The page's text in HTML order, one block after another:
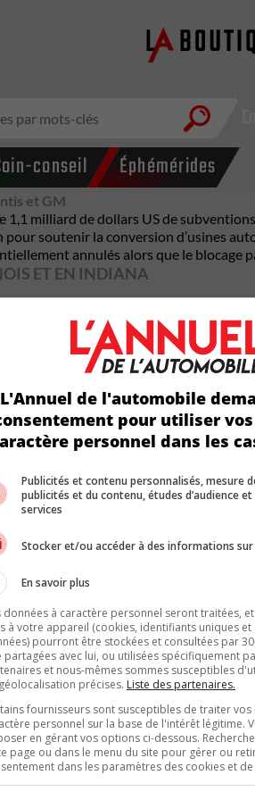
conseil Éphémérides
et GM
1,1 milliard de dollars US de
soutenir la conversion d’usines
annulés alors que le blocage
ET EN INDIANA
(Michigan) afin d’y assembler des
fermée depuis 2023, en site
en vue de fabriquer des
annuler 7,56 milliards $ US de
comme Stellantis n’ont pas répondu
que l’administration Biden
AMÉRICAINE
de l’industrie automobile
et GM, ces fonds
Inscrivez vous à
de l’automobile demeure l’outil de
les consommateurs à la recherche d’un
L'Annuel de l'automobile
pour utiliser vos
personnel dans les
Publicités et contenu personnalisés, mesure
publicités et du contenu, études d’audience
services
Stocker et/ou accéder à des informations
En savoir plus
données à caractère personnel seront traitées,
à votre appareil (cookies, identifiants uniques et
pourront être stockées et consultées par
partagées avec lui, ou utilisées spécifiquement
et nous-mêmes sommes susceptibles
précises. Liste des partenaires.
fournisseurs sont susceptibles de traiter vos
personnel sur la base de l'intérêt légitime.
en gérant vos options ci-dessous.
page ou dans le menu du site pour gérer ou
dans les paramètres des cookies et